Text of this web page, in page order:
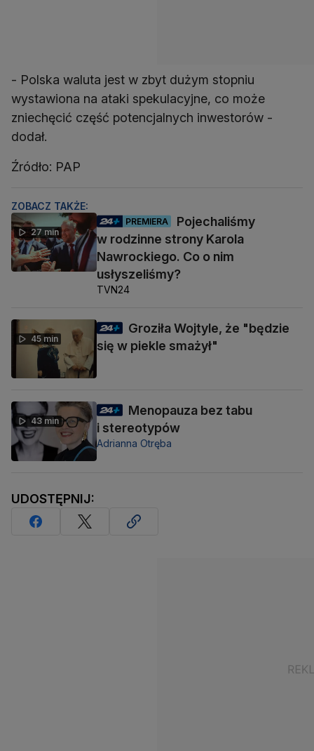
- Polska waluta jest w zbyt dużym stopniu
wystawiona na ataki spekulacyjne, co może
zniechęcić część potencjalnych inwestorów -
dodał.
Źródło: PAP
ZOBACZ TAKŻE:
27 min
PREMIERA
Pojechaliśmy
w rodzinne strony Karola
Nawrockiego. Co o nim
usłyszeliśmy?
TVN24
45 min
Groziła Wojtyle, że "będzie
się w piekle smażył"
43 min
Menopauza bez tabu
i stereotypów
Adrianna Otręba
UDOSTĘPNIJ: